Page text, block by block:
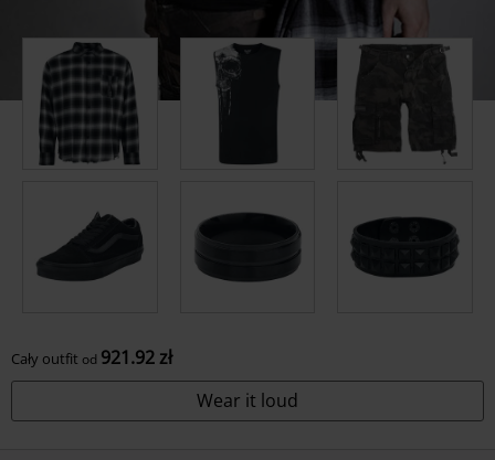
Cały outfit od 921.92 zł
Wear it loud